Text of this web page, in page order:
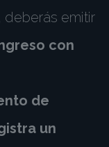
deberás emitir
con
de
un